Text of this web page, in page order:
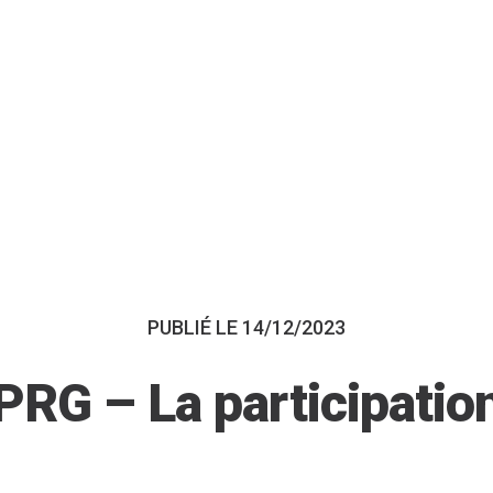
PUBLIÉ LE 14/12/2023
– La